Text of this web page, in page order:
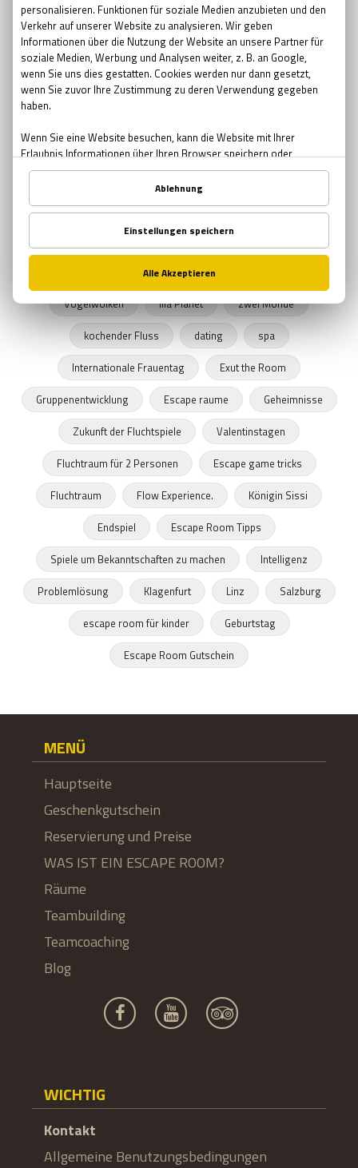
Pfingsten Bedeutung kreative Geschenke
kreative
Brauerei
Bier bar
sommernacht
Sonnenwende
Sehenswürdigkeiten in Wien
urbane Legenden Wiens
verlassene Orte
verlassene Orte Wien
Junggesellenabschied
Exit The Game
Freizeitprogramme
UNICEF
Schule in der Kiste
Zombies
Planet Erde
Vogelwolken
lila Planet
zwei Monde
kochender Fluss
dating
spa
Internationale Frauentag
Exut the Room
Gruppenentwicklung
Escape raume
Geheimnisse
Zukunft der Fluchtspiele
Valentinstagen
Fluchtraum für 2 Personen
Escape game tricks
Fluchtraum
Flow Experience.
Königin Sissi
Endspiel
Escape Room Tipps
Spiele um Bekanntschaften zu machen
Intelligenz
Problemlösung
Klagenfurt Linz
Salzburg
escape room für kinder
Geburtstag
Escape Room Gutschein
MENÜ
Hauptseite
Geschenkgutschein
Reservierung und Preise
WAS IST EIN ESCAPE ROOM?
Räume
Teambuilding
Teamcoaching
Blog
WICHTIG
Kontakt
Allgemeine Benutzungsbedingungen